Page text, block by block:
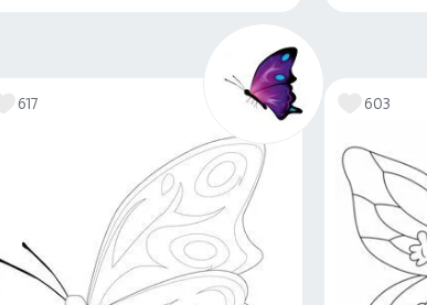
617 603